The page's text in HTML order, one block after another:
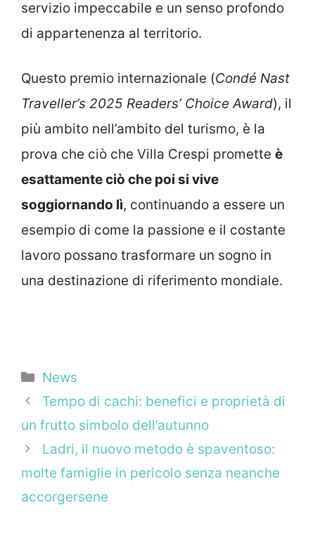
servizio impeccabile e un senso profondo
di appartenenza al territorio.
Questo premio internazionale (Condé Nast
Traveller’s 2025 Readers’ Choice Award), il
più ambito nell’ambito del turismo, è la
prova che ciò che Villa Crespi promette è
esattamente ciò che poi si vive
soggiornando lì, continuando a essere un
esempio di come la passione e il costante
lavoro possano trasformare un sogno in
una destinazione di riferimento mondiale.
Categorie
News
Tempo di cachi: benefici e proprietà di
un frutto simbolo dell’autunno
Ladri, il nuovo metodo è spaventoso:
molte famiglie in pericolo senza neanche
accorgersene